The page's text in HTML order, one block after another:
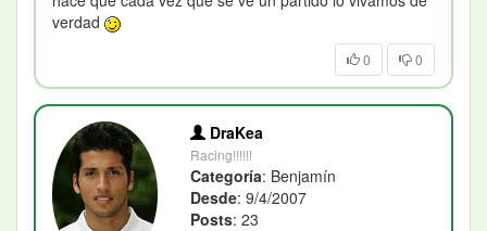
verdad
0 0
DraKea
Racing!!!!!!
Categoría: Benjamín
Desde: 9/4/2007
Posts: 23